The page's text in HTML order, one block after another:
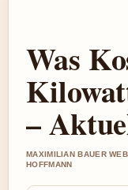
Was
–
MAXIMILIAN BAUER
HOFFMANN